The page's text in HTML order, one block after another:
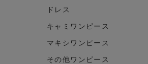
ドレス
キャミワンピース
マキシワンピース
その他ワンピース